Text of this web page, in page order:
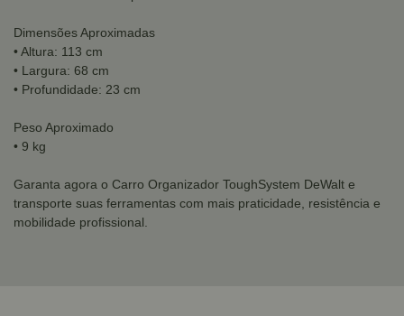
Dimensões Aproximadas
• Altura: 113 cm
• Largura: 68 cm
• Profundidade: 23 cm
Peso Aproximado
• 9 kg
Garanta agora o Carro Organizador ToughSystem DeWalt e
transporte suas ferramentas com mais praticidade, resistência e
mobilidade profissional.